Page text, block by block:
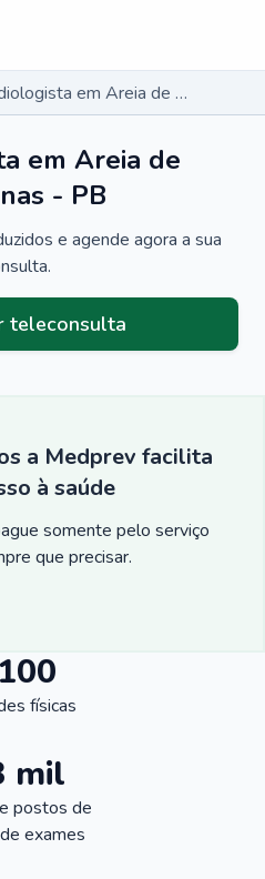
Cardiologista em Areia de Baraúnas - PB
em Areia de
- PB
e agende agora a sua
teleconsulta
a Medprev facilita
à saúde
somente pelo serviço
que precisar.
físicas
mil
postos de
exames